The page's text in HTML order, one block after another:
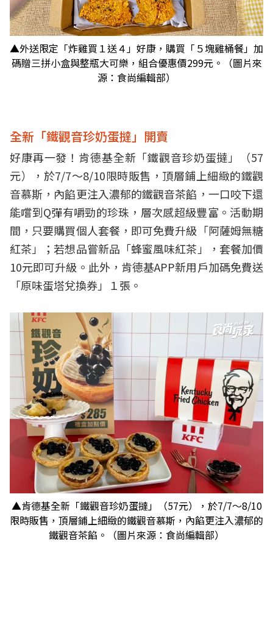
▲外送限定「炸雞買１送４」好康，購買「５塊雞桶餐」加
碼贈三拼小盒與整瓶大可樂，組合優惠價299元。（圖片來
源：食尚編輯部）
全新「鐵觀音珍奶蛋撻」開賣
好康再一發！肯德基全新「鐵觀音珍奶蛋撻」（57
元），於7/7～8/10限時販售，頂層鋪上細緻的鐵觀
音慕斯，內餡更注入濃郁的鐵觀音茶餡，一口咬下還
能嚐到Q彈有嚼勁的珍珠，層次感超級豐富。活動期
間，只要購買個人套餐，即可免費升級「阿薩姆無糖
紅茶」；若想品嘗新品「蜂蜜風味紅茶」，套餐加價
10元即可升級。此外，肯德基APP新用戶加碼免費送
「原味蛋塔兌換券」１張。
▲肯德基全新「鐵觀音珍奶蛋撻」（57元），於7/7～8/10
限時販售，頂層鋪上細緻的鐵觀音慕斯，內餡更注入濃郁的
鐵觀音茶餡。（圖片來源：食尚編輯部）